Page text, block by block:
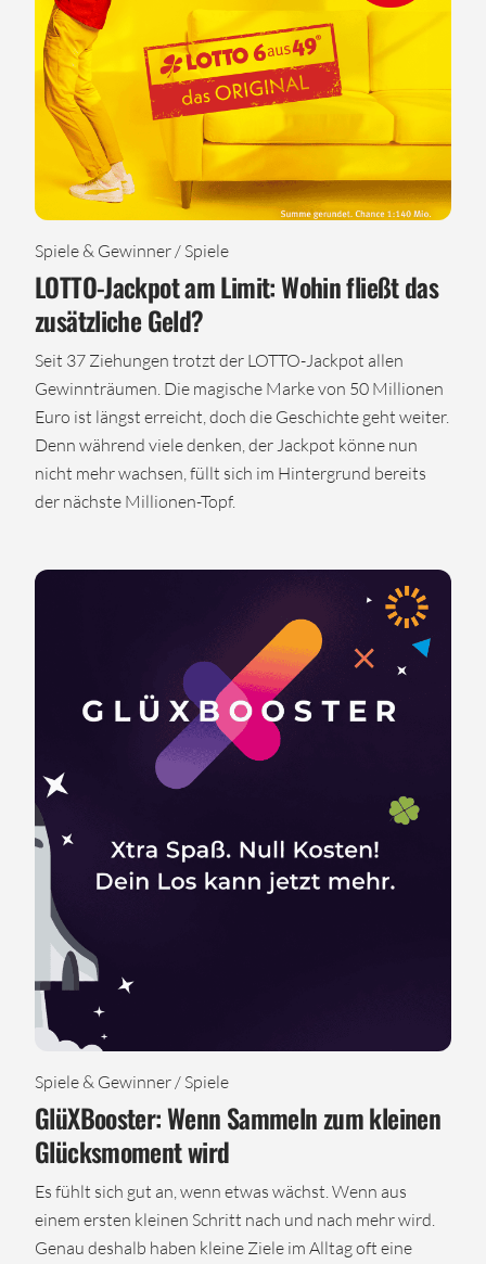
Spiele & Gewinner / Spiele
LOTTO-Jackpot am Limit: Wohin fließt das
zusätzliche Geld?
Seit 37 Ziehungen trotzt der LOTTO-Jackpot allen
Gewinnträumen. Die magische Marke von 50 Millionen
Euro ist längst erreicht, doch die Geschichte geht weiter.
Denn während viele denken, der Jackpot könne nun
nicht mehr wachsen, füllt sich im Hintergrund bereits
der nächste Millionen-Topf.
Spiele & Gewinner / Spiele
GlüXBooster: Wenn Sammeln zum kleinen
Glücksmoment wird
Es fühlt sich gut an, wenn etwas wächst. Wenn aus
einem ersten kleinen Schritt nach und nach mehr wird.
Genau deshalb haben kleine Ziele im Alltag oft eine